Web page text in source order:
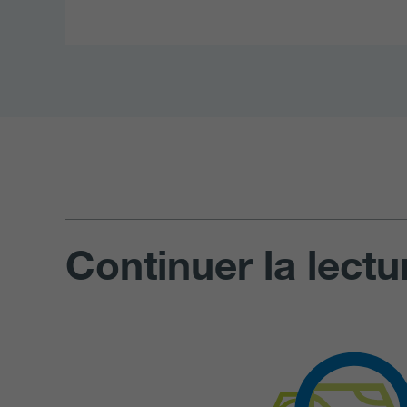
Continuer la